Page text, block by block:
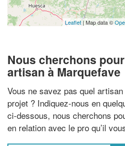
Leaflet | Map data ©
Nous cherchons
artisan à Marquefave
Vous ne savez pas quel
projet ? Indiquez-nous en
ci-dessous, nous cherchons
en relation avec le pro qu’il